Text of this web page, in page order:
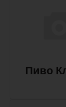
Пиво